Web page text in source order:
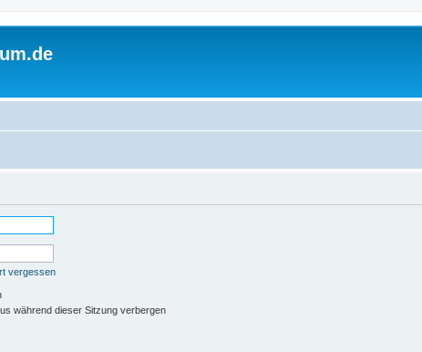
vergessen
während dieser Sitzung verbergen